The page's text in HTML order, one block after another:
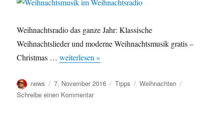
Weihnachtsradio das ganze Jahr: Klassische
Weihnachtslieder und moderne Weihnachtsmusik gratis –
Christmas …weiterlesen »
Autor
news
Veröffentlicht
am
7. November 2016 Kategorien
Tipps Schlagwörter
Weihnachten
Schreibe einen Kommentarzu